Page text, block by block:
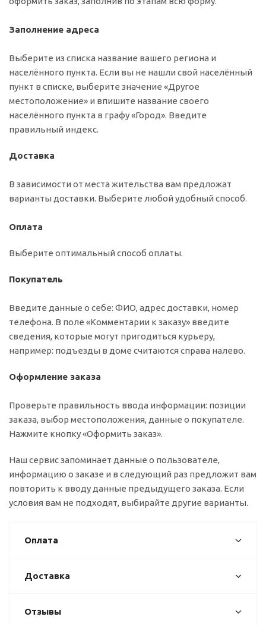
Заполнение адреса
Выберите из списка название вашего региона и
населённого пункта. Если вы не нашли свой населённый
пункт в списке, выберите значение «Другое
местоположение» и впишите название своего
населённого пункта в графу «Город». Введите
правильный индекс.
Доставка
В зависимости от места жительства вам предложат
варианты доставки. Выберите любой удобный способ.
Оплата
Выберите оптимальный способ оплаты.
Покупатель
Введите данные о себе: ФИО, адрес доставки, номер
телефона. В поле «Комментарии к заказу» введите
сведения, которые могут пригодиться курьеру,
например: подъезды в доме считаются справа налево.
Оформление заказа
Проверьте правильность ввода информации: позиции
заказа, выбор местоположения, данные о покупателе.
Нажмите кнопку «Оформить заказ».
Наш сервис запоминает данные о пользователе,
информацию о заказе и в следующий раз предложит вам
повторить к вводу данные предыдущего заказа. Если
условия вам не подходят, выбирайте другие варианты.
Оплата
Доставка
Отзывы